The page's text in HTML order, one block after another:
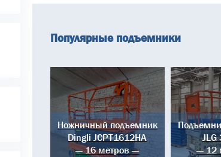
Популярные подъемники
Ножничный подъемник
Dingli JCPT1612HA
--- 16 метров ---
JLG
--- 12